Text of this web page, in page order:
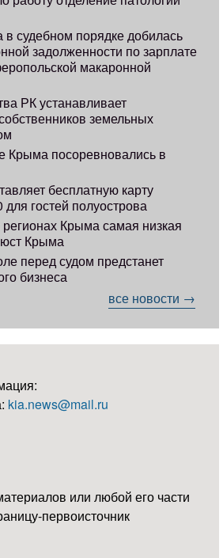
в судебном порядке добилась
задолженности по зарплате
макаронной
РК устанавливает
земельных
Крыма посоревновались в
бесплатную карту
гостей полуострова
Крыма самая низкая
Крыма
перед судом предстанет
бизнеса
все новости →
kia.news@mail.ru
или любой его части
первоисточник